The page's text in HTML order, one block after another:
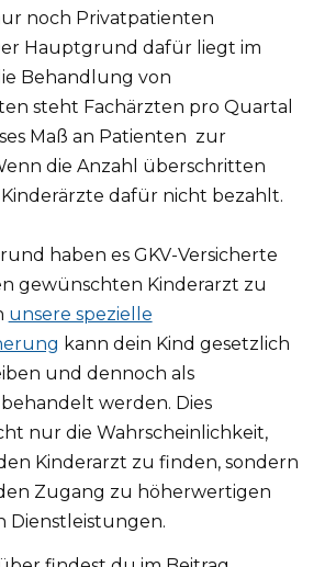
noch Privatpatienten
Hauptgrund dafür liegt im
Behandlung von
steht Fachärzten pro Quartal
Maß an Patienten zur
die Anzahl überschritten
dafür nicht bezahlt.
haben es GKV-Versicherte
gewünschten Kinderarzt zu
unsere spezielle
kann dein Kind gesetzlich
und dennoch als
werden. Dies
nur die Wahrscheinlichkeit,
Kinderarzt zu finden, sondern
Zugang zu höherwertigen
Dienstleistungen.